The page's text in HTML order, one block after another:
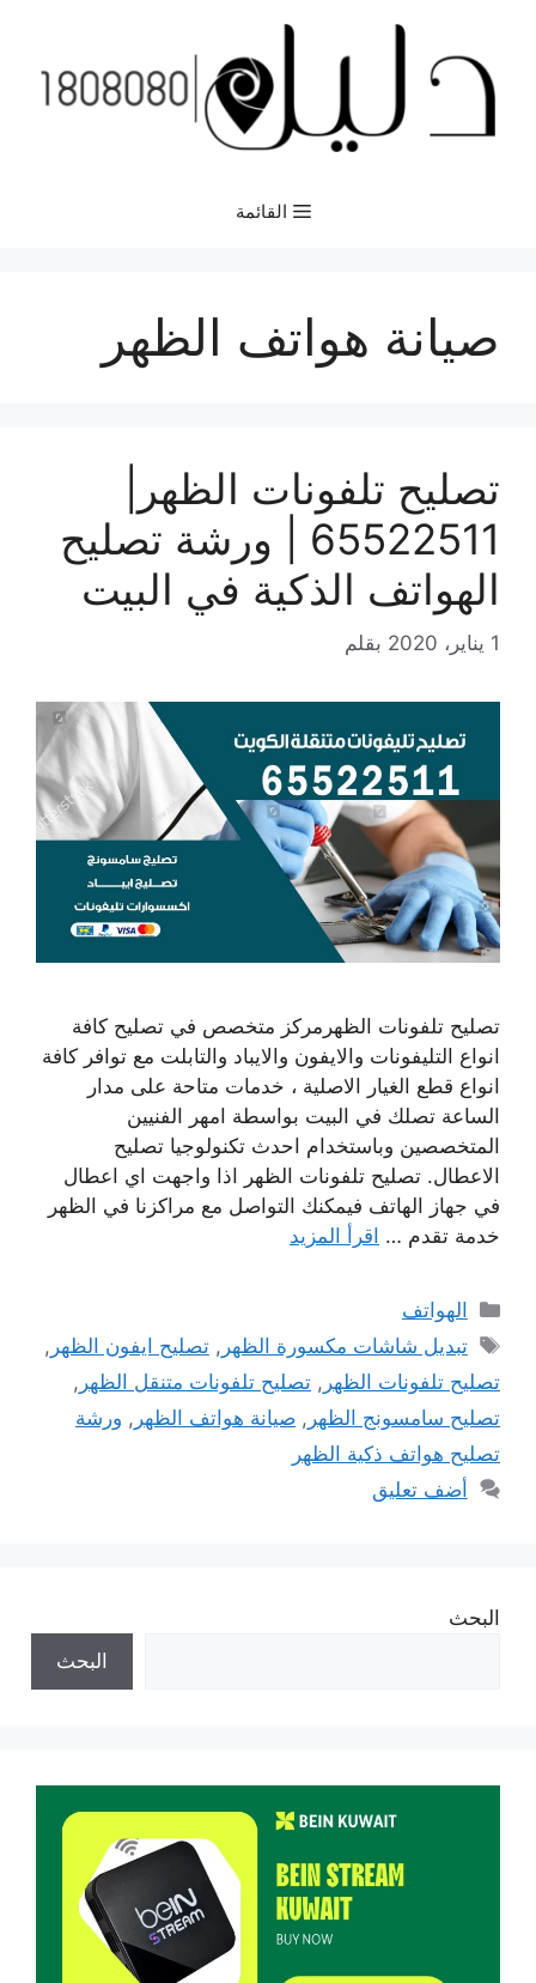
المحتوى
القائمة
صيانة هواتف الظهر
تصليح تلفونات الظهر|
65522511 | ورشة تصليح
الهواتف الذكية في البيت
1 يناير، 2020 بقلم
تصليح تلفونات الظهرمركز متخصص في تصليح كافة
انواع التليفونات والايفون والايباد والتابلت مع توافر كافة
انواع قطع الغيار الاصلية ، خدمات متاحة على مدار
الساعة تصلك في البيت بواسطة امهر الفنيين
المتخصصين وباستخدام احدث تكنولوجيا تصليح
الاعطال. تصليح تلفونات الظهر اذا واجهت اي اعطال
في جهاز الهاتف فيمكنك التواصل مع مراكزنا في الظهر
خدمة تقدم … اقرأ المزيد
التصنيفات
الهواتف
الوسوم
تبديل شاشات مكسورة الظهر ,تصليح ايفون الظهر ,
تصليح تلفونات الظهر , تصليح تلفونات متنقل الظهر ,
تصليح سامسونج الظهر , صيانة هواتف الظهر , ورشة
تصليح هواتف ذكية الظهر
أضف تعليق
البحث
البحث